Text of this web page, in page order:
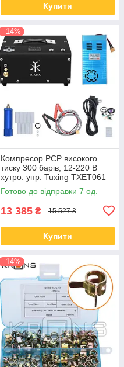
Купити
–14%
Компресор PCP високого
тиску 300 барів, 12-220 В
хутро. упр. Tuxing TXET061
Готово до відправки 7 од.
13 385 ₴ 15 527 ₴
Купити
–14%